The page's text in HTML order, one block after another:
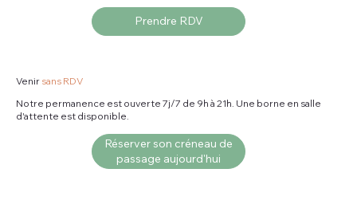
Prendre RDV
Venir sans RDV
Notre permanence est ouverte 7j/7 de 9h à 21h. Une borne en salle
d'attente est disponible.
Réserver son créneau de
passage aujourd'hui